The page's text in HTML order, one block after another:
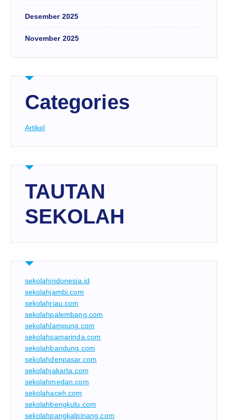
Desember 2025
November 2025
Categories
Artikel
TAUTAN
SEKOLAH
sekolahindonesia.id
sekolahjambi.com
sekolahriau.com
sekolahpalembang.com
sekolahlampung.com
sekolahsamarinda.com
sekolahbandung.com
sekolahdenpasar.com
sekolahjakarta.com
sekolahmedan.com
sekolahaceh.com
sekolahbengkulu.com
sekolahpangkalpinang.com